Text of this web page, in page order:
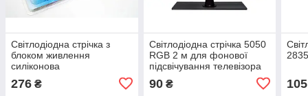
Світлодіодна стрічка з
блоком живлення
силіконова
LED RGB - 5 м SV227
276 ₴
Світлодіодна стрічка 5050
RGB 2 м для фонової
підсвічування телевізора
90₴ 105